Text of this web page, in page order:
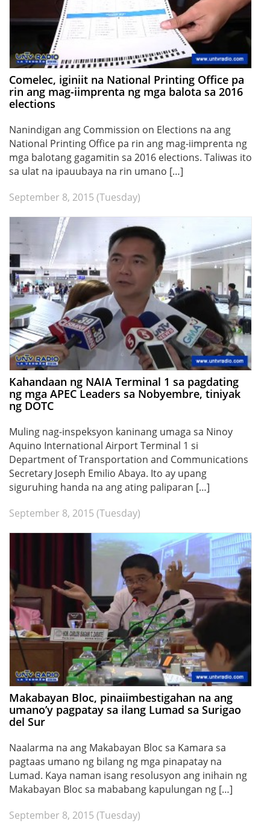
Comelec, iginiit na National Printing Office pa
rin ang mag-iimprenta ng mga balota sa 2016
elections
Nanindigan ang Commission on Elections na ang
National Printing Office pa rin ang mag-iimprenta ng
mga balotang gagamitin sa 2016 elections. Taliwas ito
sa ulat na ipauubaya na rin umano […]
September 8, 2015 (Tuesday)
Kahandaan ng NAIA Terminal 1 sa pagdating
ng mga APEC Leaders sa Nobyembre, tiniyak
ng DOTC
Muling nag-inspeksyon kaninang umaga sa Ninoy
Aquino International Airport Terminal 1 si
Department of Transportation and Communications
Secretary Joseph Emilio Abaya. Ito ay upang
siguruhing handa na ang ating paliparan […]
September 8, 2015 (Tuesday)
Makabayan Bloc, pinaiimbestigahan na ang
umano’y pagpatay sa ilang Lumad sa Surigao
del Sur
Naalarma na ang Makabayan Bloc sa Kamara sa
pagtaas umano ng bilang ng mga pinapatay na
Lumad. Kaya naman isang resolusyon ang inihain ng
Makabayan Bloc sa mababang kapulungan ng […]
September 8, 2015 (Tuesday)